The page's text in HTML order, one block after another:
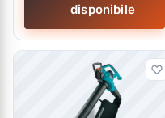
disponibile